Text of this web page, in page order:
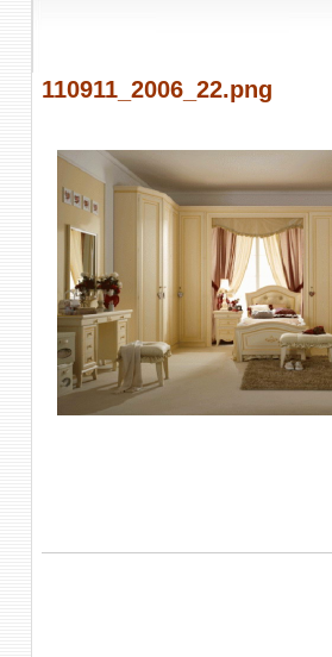
110911_2006_22.png